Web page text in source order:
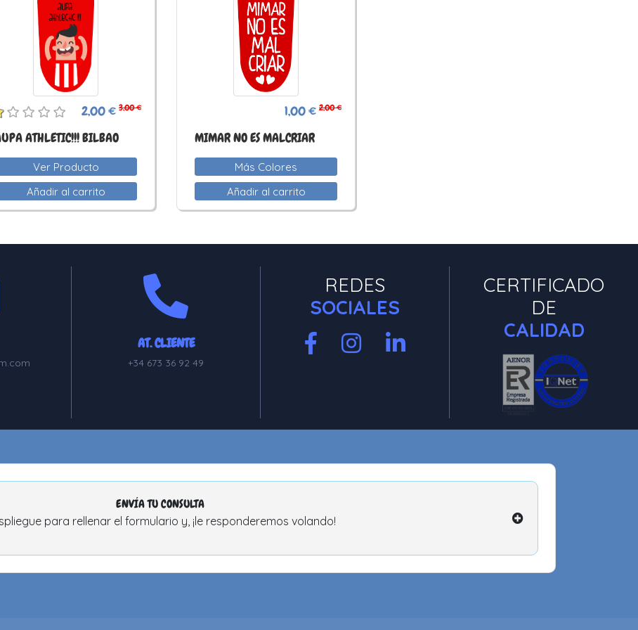
2,00 € 3,00 €
ATHLETIC!!! BILBAO
Ver Producto
Añadir al carrito
1,00 € 2,00 €
MIMAR NO ES MALCRIAR
Más Colores
Añadir al carrito
AT. CLIENTE
+34 673 36 92 49
REDES
SOCIALES
CERTIFICADO
DE
CALIDAD
ENVÍA TU CONSULTA
para rellenar el formulario y, ¡le responderemos volando!